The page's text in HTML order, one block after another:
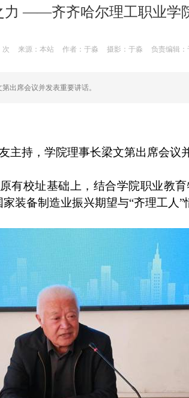
力 ——齐齐哈尔理工职业学
次 来源：本站 作者：于淼 摄影：于淼 负责编辑：
出席会议并发表重要讲话。
主持，学院理事长梁文第出席会
有校址基础上，结合学院职业教
装备制造业振兴期望与“齐理工人”